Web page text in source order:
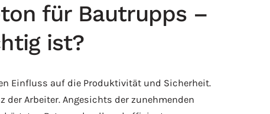
für Bautrupps –
ist?
Einfluss auf die Produktivität und Sicherheit.
Arbeiter. Angesichts der zunehmenden